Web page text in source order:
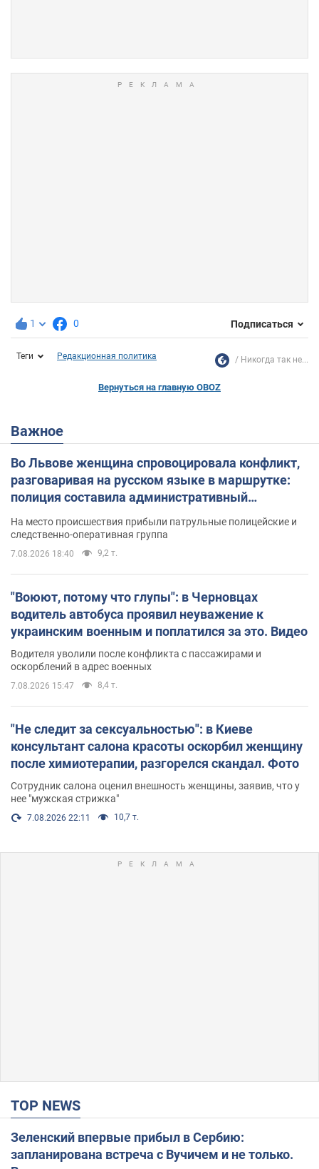
1 0 Подписаться
Теги Редакционная политика Никогда так не...
Вернуться на главную OBOZ
Важное
Во Львове женщина спровоцировала конфликт,
разговаривая на русском языке в маршрутке:
полиция составила административный
протокол. Видео
На место происшествия прибыли патрульные полицейские и
следственно-оперативная группа
7.08.2026 18:40 9,2 т.
"Воюют, потому что глупы": в Черновцах
водитель автобуса проявил неуважение к
украинским военным и поплатился за это. Видео
Водителя уволили после конфликта с пассажирами и
оскорблений в адрес военных
7.08.2026 15:47 8,4 т.
"Не следит за сексуальностью": в Киеве
консультант салона красоты оскорбил женщину
после химиотерапии, разгорелся скандал. Фото
Сотрудник салона оценил внешность женщины, заявив, что у
нее "мужская стрижка"
7.08.2026 22:11 10,7 т.
TOP NEWS
Зеленский впервые прибыл в Сербию:
запланирована встреча с Вучичем и не только.